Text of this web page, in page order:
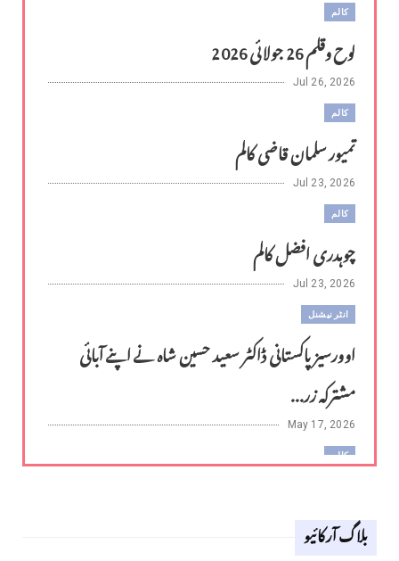
کالم
لوح وقلم 26 جولائی 2026
Jul 26, 2026
کالم
تمیور سلمان قاضی کالم
Jul 23, 2026
کالم
چوہدری افضل کالم
Jul 23, 2026
انٹر نیشنل
اوورسیز پاکستانی ڈاکٹر سعید حسین شاہ نے اپنے آبائی
مشترکہ زر...
May 17, 2026
کالم
Apr 18, 2026
بلاگ آرکائیو